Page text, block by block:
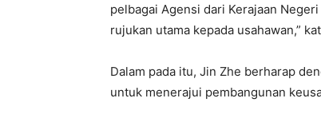
pelbagai Agensi dari Kerajaan
rujukan utama kepada usahawan,”
Dalam pada itu, Jin Zhe berharap
untuk menerajui pembangunan